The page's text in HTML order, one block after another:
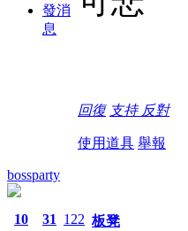
發消
息
回復 支持 反對
使用道具 舉報
bossparty
10 31 122 板凳